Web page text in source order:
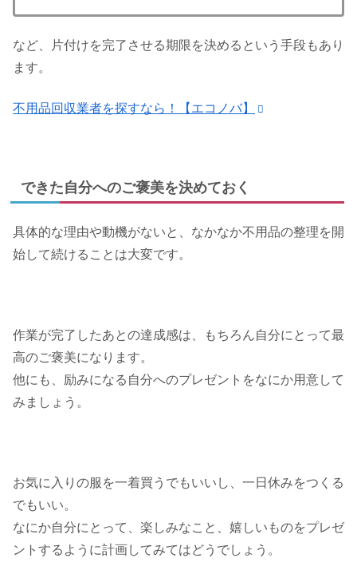
など、片付けを完了させる期限を決めるという手段もあり
ます。
不用品回収業者を探すなら！【エコノバ】
できた自分へのご褒美を決めておく
具体的な理由や動機がないと、なかなか不用品の整理を開
始して続けることは大変です。
作業が完了したあとの達成感は、もちろん自分にとって最
高のご褒美になります。
他にも、励みになる自分へのプレゼントをなにか用意して
みましょう。
お気に入りの服を一着買うでもいいし、一日休みをつくる
でもいい。
なにか自分にとって、楽しみなこと、嬉しいものをプレゼ
ントするように計画してみてはどうでしょう。